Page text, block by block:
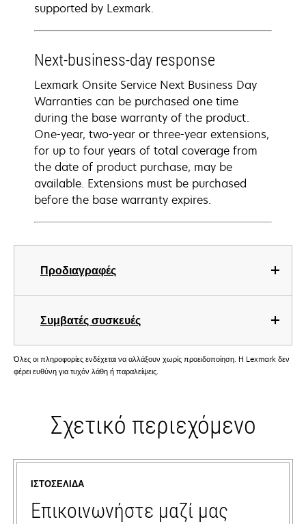
Προδιαγραφές
Συμβατές συσκευές
supported by Lexmark.
Next-business-day response
Lexmark Onsite Service Next Business Day
Warranties can be purchased one time
during the base warranty of the product.
One-year, two-year or three-year extensions,
for up to four years of total coverage from
the date of product purchase, may be
available. Extensions must be purchased
before the base warranty expires.
Όλες οι πληροφορίες ενδέχεται να αλλάξουν χωρίς προειδοποίηση. Η Lexmark δεν
φέρει ευθύνη για τυχόν λάθη ή παραλείψεις.
Σχετικό περιεχόμενο
ΙΣΤΟΣΕΛΊΔΑ
Επικοινωνήστε μαζί μας